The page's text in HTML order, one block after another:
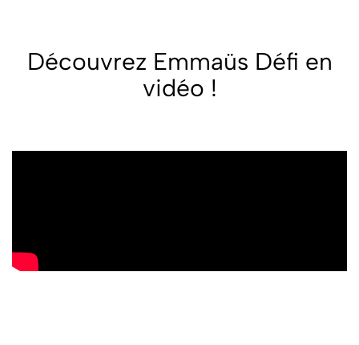
Découvrez Emmaüs Défi en
vidéo !